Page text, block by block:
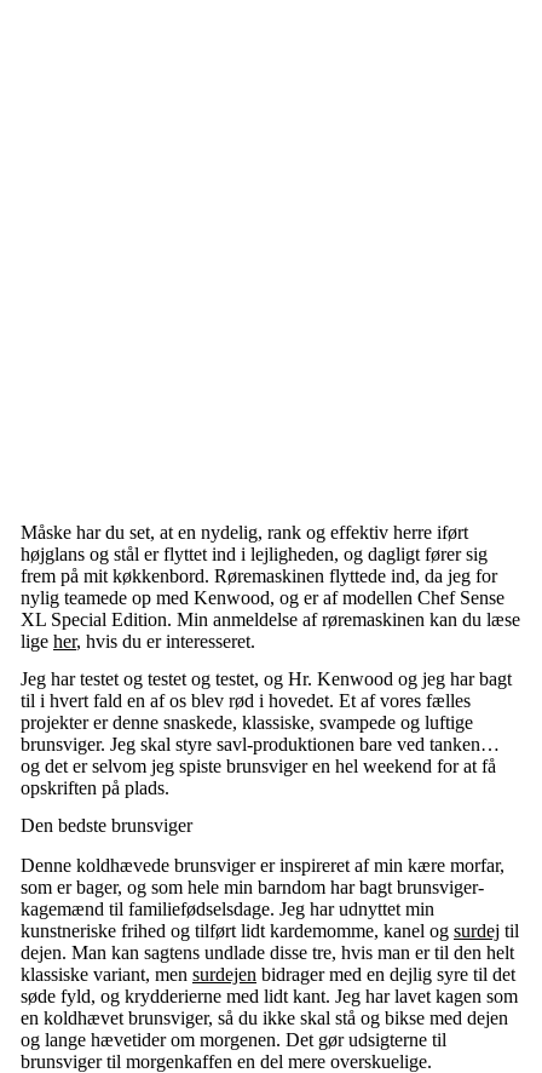
Måske har du set, at en nydelig, rank og effektiv herre iført
højglans og stål er flyttet ind i lejligheden, og dagligt fører sig
frem på mit køkkenbord. Røremaskinen flyttede ind, da jeg for
nylig teamede op med Kenwood, og er af modellen Chef Sense
XL Special Edition. Min anmeldelse af røremaskinen kan du læse
lige her, hvis du er interesseret.
Jeg har testet og testet og testet, og Hr. Kenwood og jeg har bagt
til i hvert fald en af os blev rød i hovedet. Et af vores fælles
projekter er denne snaskede, klassiske, svampede og luftige
brunsviger. Jeg skal styre savl-produktionen bare ved tanken…
og det er selvom jeg spiste brunsviger en hel weekend for at få
opskriften på plads.
Den bedste brunsviger
Denne koldhævede brunsviger er inspireret af min kære morfar,
som er bager, og som hele min barndom har bagt brunsviger-
kagemænd til familiefødselsdage. Jeg har udnyttet min
kunstneriske frihed og tilført lidt kardemomme, kanel og surdej til
dejen. Man kan sagtens undlade disse tre, hvis man er til den helt
klassiske variant, men surdejen bidrager med en dejlig syre til det
søde fyld, og krydderierne med lidt kant. Jeg har lavet kagen som
en koldhævet brunsviger, så du ikke skal stå og bikse med dejen
og lange hævetider om morgenen. Det gør udsigterne til
brunsviger til morgenkaffen en del mere overskuelige.